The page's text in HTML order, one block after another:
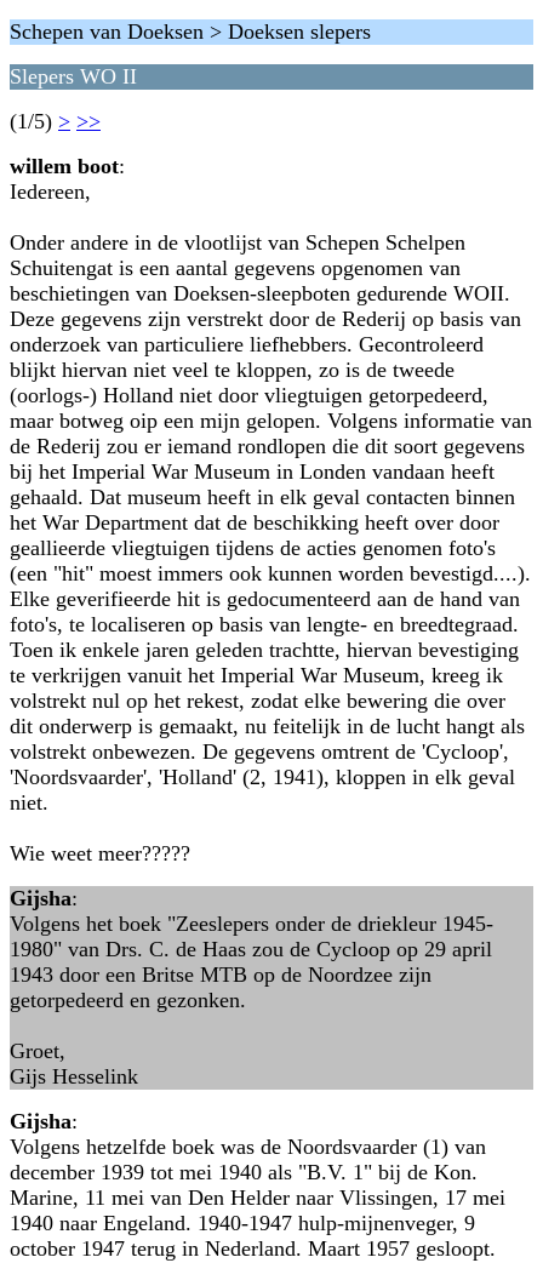
Schepen van Doeksen > Doeksen slepers
Slepers WO II
(1/5) > >>
willem boot:
Iedereen,
Onder andere in de vlootlijst van Schepen Schelpen
Schuitengat is een aantal gegevens opgenomen van
beschietingen van Doeksen-sleepboten gedurende WOII.
Deze gegevens zijn verstrekt door de Rederij op basis van
onderzoek van particuliere liefhebbers. Gecontroleerd
blijkt hiervan niet veel te kloppen, zo is de tweede
(oorlogs-) Holland niet door vliegtuigen getorpedeerd,
maar botweg oip een mijn gelopen. Volgens informatie van
de Rederij zou er iemand rondlopen die dit soort gegevens
bij het Imperial War Museum in Londen vandaan heeft
gehaald. Dat museum heeft in elk geval contacten binnen
het War Department dat de beschikking heeft over door
geallieerde vliegtuigen tijdens de acties genomen foto's
(een "hit" moest immers ook kunnen worden bevestigd....).
Elke geverifieerde hit is gedocumenteerd aan de hand van
foto's, te localiseren op basis van lengte- en breedtegraad.
Toen ik enkele jaren geleden trachtte, hiervan bevestiging
te verkrijgen vanuit het Imperial War Museum, kreeg ik
volstrekt nul op het rekest, zodat elke bewering die over
dit onderwerp is gemaakt, nu feitelijk in de lucht hangt als
volstrekt onbewezen. De gegevens omtrent de 'Cycloop',
'Noordsvaarder', 'Holland' (2, 1941), kloppen in elk geval
niet.
Wie weet meer?????
Gijsha:
Volgens het boek "Zeeslepers onder de driekleur 1945-
1980" van Drs. C. de Haas zou de Cycloop op 29 april
1943 door een Britse MTB op de Noordzee zijn
getorpedeerd en gezonken.
Groet,
Gijs Hesselink
Gijsha:
Volgens hetzelfde boek was de Noordsvaarder (1) van
december 1939 tot mei 1940 als "B.V. 1" bij de Kon.
Marine, 11 mei van Den Helder naar Vlissingen, 17 mei
1940 naar Engeland. 1940-1947 hulp-mijnenveger, 9
october 1947 terug in Nederland. Maart 1957 gesloopt.